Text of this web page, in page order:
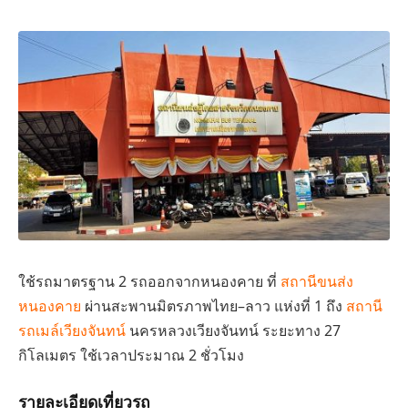
ใช้รถมาตรฐาน 2 รถออกจากหนองคาย ที่ สถานีขนส่ง
หนองคาย ผ่านสะพานมิตรภาพไทย–ลาว แห่งที่ 1 ถึง สถานี
รถเมล์เวียงจันทน์ นครหลวงเวียงจันทน์ ระยะทาง 27
กิโลเมตร ใช้เวลาประมาณ 2 ชั่วโมง
รายละเอียดเที่ยวรถ